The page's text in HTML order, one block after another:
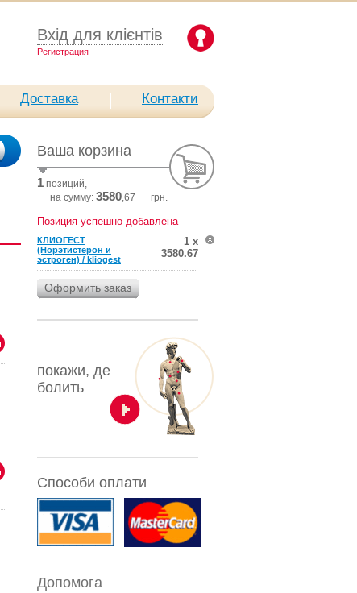
Вхід для клієнтів
Pегистрация
Доставка Контакти
Ваша корзина
1 позиций,
на сумму: 3580,67 грн.
Позиция успешно добавлена
КЛИОГЕСТ
(Норэтистерон и
эстроген) / kliogest
1 х
3580.67
покажи, де
болить
Способи оплати
Допомога